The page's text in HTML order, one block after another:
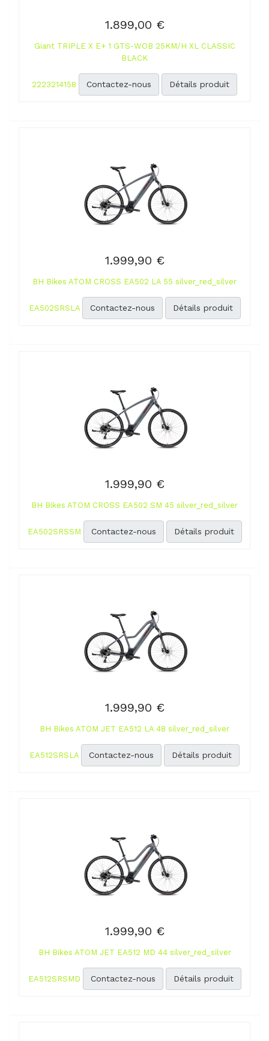
1.899,00 €
Giant TRIPLE X E+ 1 GTS-WOB 25KM/H XL CLASSIC
BLACK
2223214158 Contactez-nous Détails produit
1.999,90 €
BH Bikes ATOM CROSS EA502 LA 55 silver_red_silver
EA502SRSLA Contactez-nous Détails produit
1.999,90 €
BH Bikes ATOM CROSS EA502 SM 45 silver_red_silver
EA502SRSSM Contactez-nous Détails produit
1.999,90 €
BH Bikes ATOM JET EA512 LA 48 silver_red_silver
EA512SRSLA Contactez-nous Détails produit
1.999,90 €
BH Bikes ATOM JET EA512 MD 44 silver_red_silver
EA512SRSMD Contactez-nous Détails produit